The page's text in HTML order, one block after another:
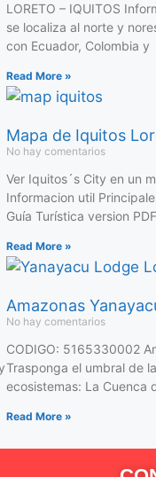
LORETO – IQUITOS
se localiza al norte y
con Ecuador, Colombia y
Read More »
Mapa de Iquitos
No hay comentarios
Ver Iquitos´s City en un
Informacion util
Guía Turística version PDF
Read More »
Amazonas
No hay comentarios
CODIGO: 5165330002
Trasponga el umbral de
ecosistemas: La Cuenca
Read More »